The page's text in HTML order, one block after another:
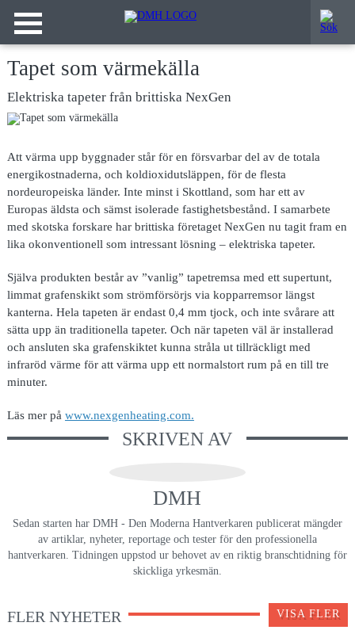
Tapet som värmekälla
Elektriska tapeter från brittiska NexGen
Att värma upp byggnader står för en försvarbar del av de totala
energikostnaderna, och koldioxidutsläppen, för de flesta
nordeuropeiska länder. Inte minst i Skottland, som har ett av
Europas äldsta och sämst isolerade fastighetsbestånd. I samarbete
med skotska forskare har brittiska företaget NexGen nu tagit fram en
lika okonventionell som intressant lösning – elektriska tapeter.
Själva produkten består av ”vanlig” tapetremsa med ett supertunt,
limmat grafenskikt som strömförsörjs via kopparremsor längst
kanterna. Hela tapeten är endast 0,4 mm tjock, och inte svårare att
sätta upp än traditionella tapeter. Och när tapeten väl är installerad
och ansluten ska grafenskiktet kunna stråla ut tillräckligt med
infraröd värme för att värma upp ett normalstort rum på en till tre
minuter.
Läs mer på www.nexgenheating.com.
SKRIVEN AV
DMH
Sedan starten har DMH - Den Moderna Hantverkaren publicerat mängder
av artiklar, nyheter, reportage och tester för den professionella
hantverkaren. Tidningen uppstod ur behovet av en riktig branschtidning för
skickliga yrkesmän.
FLER NYHETER VISA FLER